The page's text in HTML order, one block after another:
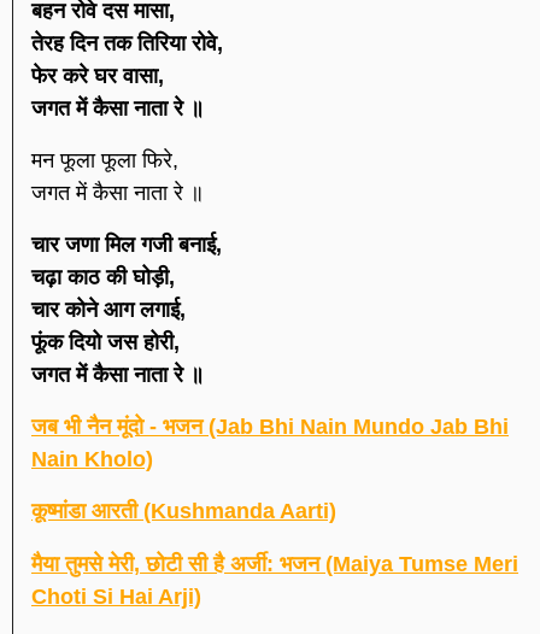
बहन रोवे दस मासा,
तेरह दिन तक तिरिया रोवे,
फेर करे घर वासा,
जगत में कैसा नाता रे ॥
मन फूला फूला फिरे,
जगत में कैसा नाता रे ॥
चार जणा मिल गजी बनाई,
चढ़ा काठ की घोड़ी,
चार कोने आग लगाई,
फूंक दियो जस होरी,
जगत में कैसा नाता रे ॥
जब भी नैन मूंदो - भजन (Jab Bhi Nain Mundo Jab Bhi
Nain Kholo)
कूष्मांडा आरती (Kushmanda Aarti)
मैया तुमसे मेरी, छोटी सी है अर्जी: भजन (Maiya Tumse Meri
Choti Si Hai Arji)